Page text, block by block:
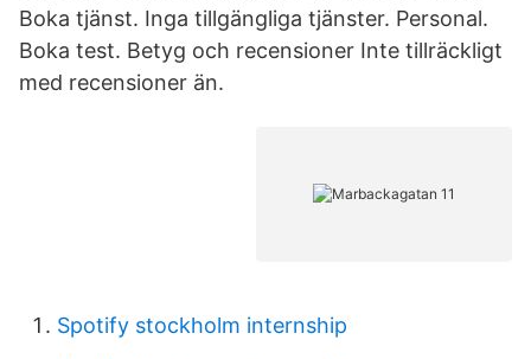
Boka tjänst. Inga tillgängliga tjänster. Personal.
Boka test. Betyg och recensioner Inte tillräckligt
med recensioner än.
Spotify stockholm internship